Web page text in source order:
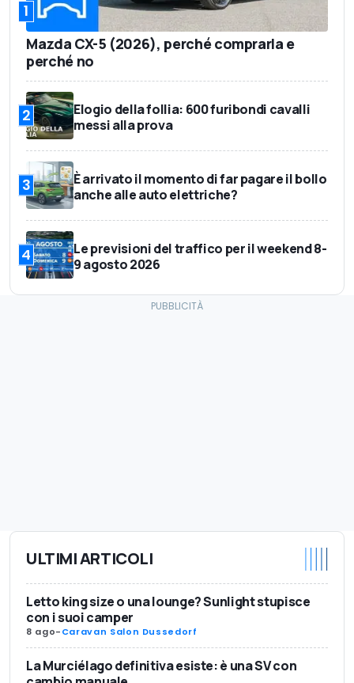
1
Mazda CX-5 (2026), perché comprarla e
perché no
2
Elogio della follia: 600 furibondi cavalli
messi alla prova
3
È arrivato il momento di far pagare il bollo
anche alle auto elettriche?
4
Le previsioni del traffico per il weekend 8-
9 agosto 2026
ULTIMI ARTICOLI
Letto king size o una lounge? Sunlight stupisce
con i suoi camper
8 ago-Caravan Salon Dussedorf
La Murciélago definitiva esiste: è una SV con